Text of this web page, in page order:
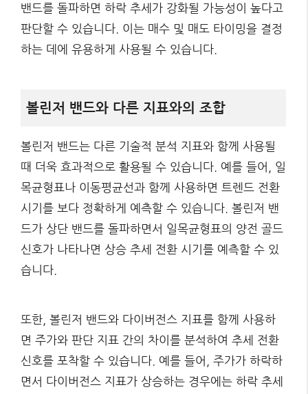
밴드를 돌파하면 하락 추세가 강화될 가능성이 높다고
판단할 수 있습니다. 이는 매수 및 매도 타이밍을 결정
하는 데에 유용하게 사용될 수 있습니다.
볼린저 밴드와 다른 지표와의 조합
볼린저 밴드는 다른 기술적 분석 지표와 함께 사용될
때 더욱 효과적으로 활용될 수 있습니다. 예를 들어, 일
목균형표나 이동평균선과 함께 사용하면 트렌드 전환
시기를 보다 정확하게 예측할 수 있습니다. 볼린저 밴
드가 상단 밴드를 돌파하면서 일목균형표의 양전 골드
신호가 나타나면 상승 추세 전환 시기를 예측할 수 있
습니다.
또한, 볼린저 밴드와 다이버전스 지표를 함께 사용하
면 주가와 판단 지표 간의 차이를 분석하여 추세 전환
신호를 포착할 수 있습니다. 예를 들어, 주가가 하락하
면서 다이버전스 지표가 상승하는 경우에는 하락 추세